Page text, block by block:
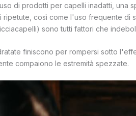
di prodotti per capelli inadatti, una
così come l'uso frequente di
sono tutti fattori che
finiscono per rompersi sotto
compaiono le estremità spezzate.